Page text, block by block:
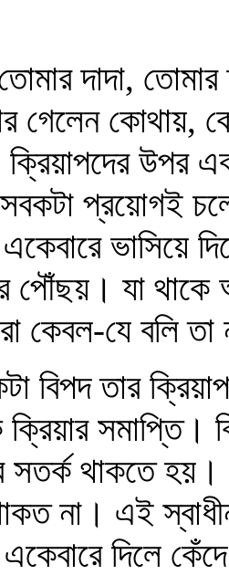
দাদা,
গেলেন কোথায়,
ক্রিয়াপদের উপর
প্রয়োগই
ভাসিয়ে
যা থাকে
কেবল-যে বলি
বিপদ তার
ক্রিয়ার সমাপ্তি।
থাকতে হয়।
না। এই
দিলে